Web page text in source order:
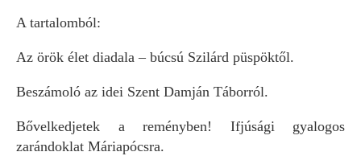
A tartalomból:
Az örök élet diadala – búcsú Szilárd püspöktől.
Beszámoló az idei Szent Damján Táborról.
Bővelkedjetek a reményben! Ifjúsági gyalogos
zarándoklat Máriapócsra.